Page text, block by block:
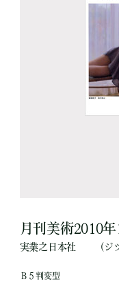
月刊美術2010
実業之日本社 （ジ
Ｂ５判変型